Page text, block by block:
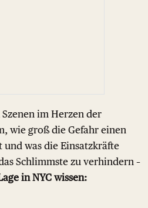
im Herzen der
wie groß die Gefahr einen
und was die Einsatzkräfte
Schlimmste zu verhindern –
in NYC wissen: